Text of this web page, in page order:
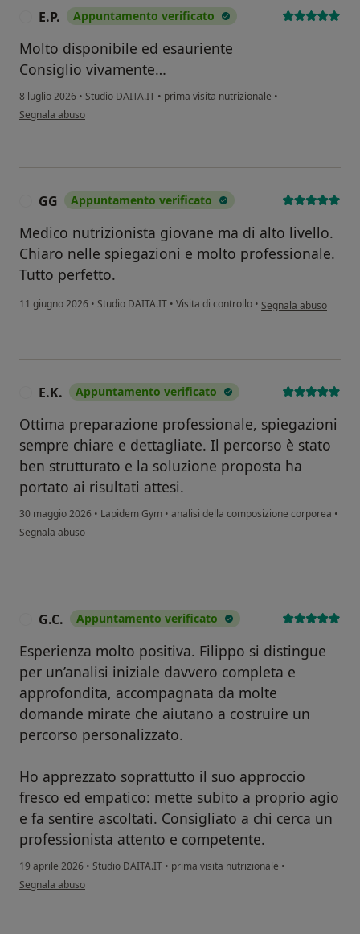
E.P. Appuntamento verificato
Molto disponibile ed esauriente
Consiglio vivamente…
8 luglio 2026 • Studio DAITA.IT • prima visita nutrizionale •
secondo l'opinione dell'utente E.P.
Segnala abuso
GG Appuntamento verificato
Medico nutrizionista giovane ma di alto livello.
Chiaro nelle spiegazioni e molto professionale.
Tutto perfetto.
11 giugno 2026 • Studio DAITA.IT • Visita di controllo • secondo l'opinione
Segnala abuso
E.K. Appuntamento verificato
Ottima preparazione professionale, spiegazioni
sempre chiare e dettagliate. Il percorso è stato
ben strutturato e la soluzione proposta ha
portato ai risultati attesi.
30 maggio 2026 • Lapidem Gym • analisi della composizione corporea •
secondo l'opinione dell'utente E.K.
Segnala abuso
G.C. Appuntamento verificato
Esperienza molto positiva. Filippo si distingue
per un’analisi iniziale davvero completa e
approfondita, accompagnata da molte
domande mirate che aiutano a costruire un
percorso personalizzato.
Ho apprezzato soprattutto il suo approccio
fresco ed empatico: mette subito a proprio agio
e fa sentire ascoltati. Consigliato a chi cerca un
professionista attento e competente.
19 aprile 2026 • Studio DAITA.IT • prima visita nutrizionale •
secondo l'opinione dell'utente G.C.
Segnala abuso